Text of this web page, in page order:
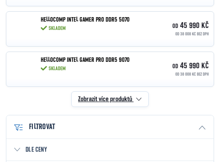
HELLOCOMP INTEL GAMER PRO DDR5 5070
SKLADEM OD 45 990 KČ
OD 38 008 KČ BEZ DPH
HELLOCOMP INTEL GAMER PRO DDR5 9070
SKLADEM OD 45 990 KČ
OD 38 008 KČ BEZ DPH
Zobrazit více produktů
FILTROVAT
DLE CENY